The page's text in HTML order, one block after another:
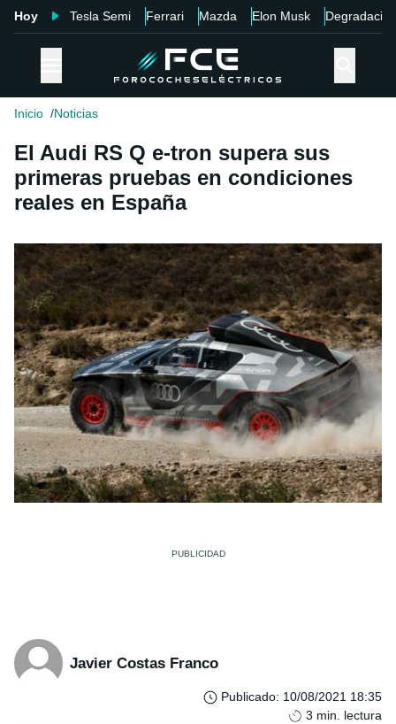
Hoy Tesla Semi Ferrari Mazda Elon Musk Degradación
Inicio Noticias
El Audi RS Q e-tron supera sus
primeras pruebas en condiciones
reales en España
Javier Costas Franco
Publicado: 10/08/2021 18:35
3 min. lectura